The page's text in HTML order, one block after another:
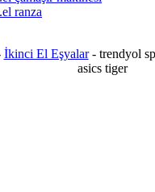
ranza
İkinci El Eşyalar- trendyol
asics tiger